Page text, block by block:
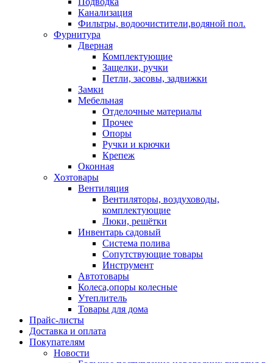
Канализация
Фильтры, водоочистители,водяной пол.
Фурнитура
Дверная
Комплектующие
Защелки, ручки
Петли, засовы, задвижки
Замки
Мебельная
Отделочные материалы
Прочее
Опоры
Ручки и крючки
Крепеж
Оконная
Хозтовары
Вентиляция
Вентиляторы, воздуховоды,
комплектующие
Люки, решётки
Инвентарь садовый
Система полива
Сопутствующие товары
Инструмент
Автотовары
Колеса,опоры колесные
Утеплитель
Товары для дома
Прайс-листы
Доставка и оплата
Покупателям
Новости